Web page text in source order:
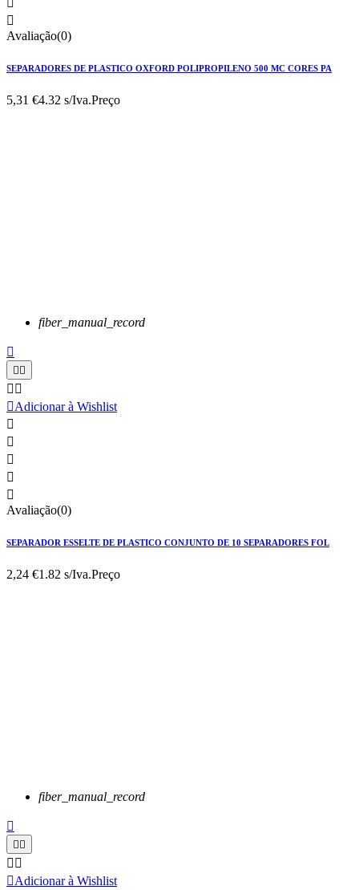

Avaliação(0)
SEPARADORES DE PLASTICO OXFORD POLIPROPILENO 500 MC CORES PA
5,31 €4.32 s/Iva.Preço
fiber_manual_record


 
Adicionar à Wishlist





Avaliação(0)
SEPARADOR ESSELTE DE PLASTICO CONJUNTO DE 10 SEPARADORES FOL
2,24 €1.82 s/Iva.Preço
fiber_manual_record


 
Adicionar à Wishlist